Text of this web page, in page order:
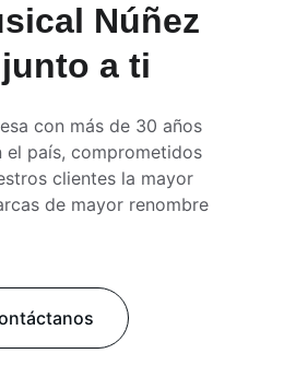
Núñez
a ti
con más de 30 años
país, comprometidos
clientes la mayor
de mayor renombre